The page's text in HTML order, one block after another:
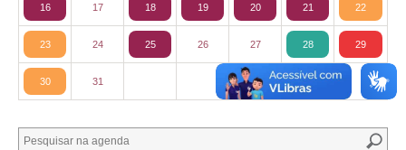
16 17 18 19 20 21 22
23 24 25 26 27 28 29
30 31